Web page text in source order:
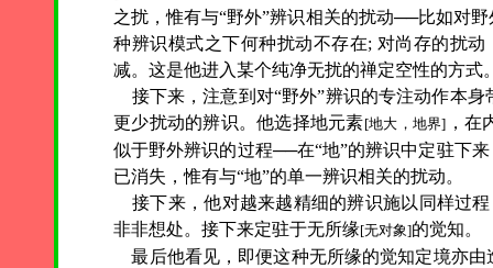
之扰，惟有与“野外”辨识相关的扰动──比如对
种辨识模式之下何种扰动不存在; 对尚存的扰动
减。这是他进入某个纯净无扰的禅定空性的方式
接下来，注意到对“野外”辨识的专注动作本
更少扰动的辨识。他选择地元素[地大，地界] ，
似于野外辨识的过程──在“地”的辨识中定驻下
已消失，惟有与“地”的单一辨识相关的扰动。
接下来，他对越来越精细的辨识施以同样过
非非想处。接下来定驻于无所缘[无对象]的觉知。
最后他看见，即便这种无所缘的觉知定境亦